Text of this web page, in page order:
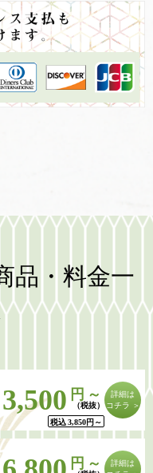
品・料金一
3,500 円～
税込3,850円 ～
詳細は
コチラ ＞
円～
詳細は